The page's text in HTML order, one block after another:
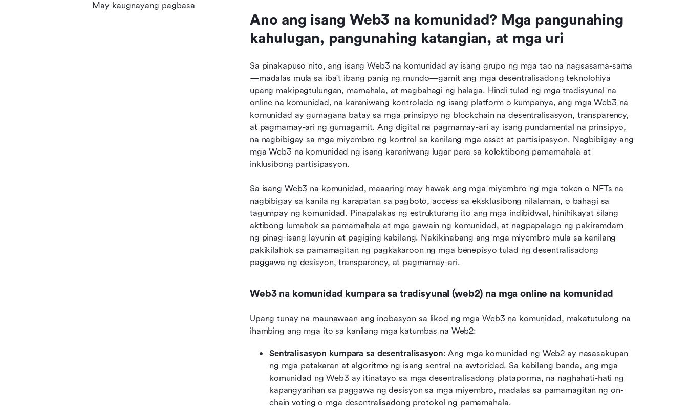
Ano ang isang Web3 na komunidad? Mga pangunahing
kahulugan, pangunahing katangian, at mga uri
Sa pinakapuso nito, ang isang Web3 na komunidad ay isang grupo ng mga tao na nagsasama-sama
—madalas mula sa iba't ibang panig ng mundo—gamit ang mga desentralisadong teknolohiya
upang makipagtulungan, mamahala, at magbahagi ng halaga. Hindi tulad ng mga tradisyunal na
online na komunidad, na karaniwang kontrolado ng isang platform o kumpanya, ang mga Web3 na
komunidad ay gumagana batay sa mga prinsipyo ng blockchain na desentralisasyon, transparency,
at pagmamay-ari ng gumagamit. Ang digital na pagmamay-ari ay isang pundamental na prinsipyo,
na nagbibigay sa mga miyembro ng kontrol sa kanilang mga asset at partisipasyon. Nagbibigay ang
mga Web3 na komunidad ng isang karaniwang lugar para sa kolektibong pamamahala at
inklusibong partisipasyon.
Sa isang Web3 na komunidad, maaaring may hawak ang mga miyembro ng mga token o NFTs na
nagbibigay sa kanila ng karapatan sa pagboto, access sa eksklusibong nilalaman, o bahagi sa
tagumpay ng komunidad. Pinapalakas ng estrukturang ito ang mga indibidwal, hinihikayat silang
aktibong lumahok sa pamamahala at mga gawain ng komunidad, at nagpapalago ng pakiramdam
ng pinag-isang layunin at pagiging kabilang. Nakikinabang ang mga miyembro mula sa kanilang
pakikilahok sa pamamagitan ng pagkakaroon ng mga benepisyo tulad ng desentralisadong
paggawa ng desisyon, transparency, at pagmamay-ari.
Web3 na komunidad kumpara sa tradisyunal (web2) na mga online na komunidad
Upang tunay na maunawaan ang inobasyon sa likod ng mga Web3 na komunidad, makatutulong na
ihambing ang mga ito sa kanilang mga katumbas na Web2:
Sentralisasyon kumpara sa desentralisasyon: Ang mga komunidad ng Web2 ay nasasakupan
ng mga patakaran at algoritmo ng isang sentral na awtoridad. Sa kabilang banda, ang mga
komunidad ng Web3 ay itinatayo sa mga desentralisadong plataporma, na naghahati-hati ng
kapangyarihan sa paggawa ng desisyon sa mga miyembro, madalas sa pamamagitan ng on-
chain voting o mga desentralisadong protokol ng pamamahala.
May kaugnayang pagbasa